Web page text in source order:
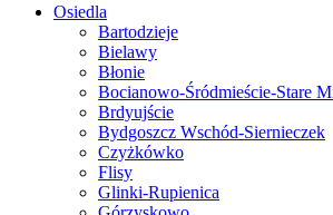
Osiedla
Bartodzieje
Bielawy
Błonie
Bocianowo-Śródmieście-Stare
Brdyujście
Bydgoszcz Wschód-Siernieczek
Czyżkówko
Flisy
Glinki-Rupienica